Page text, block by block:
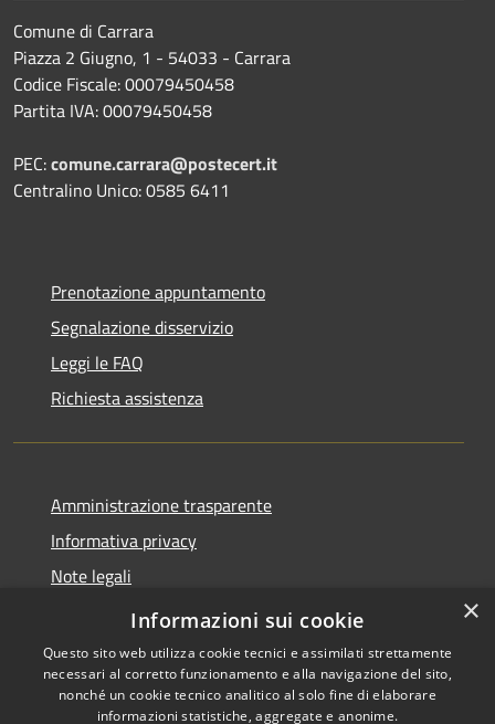
Comune di Carrara
Piazza 2 Giugno, 1 - 54033 - Carrara
Codice Fiscale: 00079450458
Partita IVA: 00079450458
PEC:comune.carrara@postecert.it
Centralino Unico: 0585 6411
Prenotazione appuntamento
Segnalazione disservizio
Leggi le FAQ
Richiesta assistenza
Amministrazione trasparente
Informativa privacy
Note legali
Dichiarazione di accessibilità
×
Informazioni sui cookie
Questo sito web utilizza cookie tecnici e assimilati strettamente
necessari al corretto funzionamento e alla navigazione del sito,
nonché un cookie tecnico analitico al solo fine di elaborare
informazioni statistiche, aggregate e anonime.